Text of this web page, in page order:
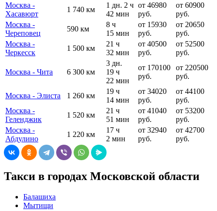
Москва -
Хасавюрт
1 740 км
1 дн. 2 ч
42 мин
от 46980
руб.
от 60900
руб.
Москва -
Череповец
590 км
8 ч
15 мин
от 15930
руб.
от 20650
руб.
Москва -
Черкесск
1 500 км
21 ч
32 мин
от 40500
руб.
от 52500
руб.
Москва - Чита 6 300 км
3 дн.
19 ч
22 мин
от 170100
руб.
от 220500
руб.
Москва - Элиста 1 260 км
19 ч
14 мин
от 34020
руб.
от 44100
руб.
Москва -
Геленджик
1 520 км
21 ч
51 мин
от 41040
руб.
от 53200
руб.
Москва -
Абдулино
1 220 км
17 ч
2 мин
от 32940
руб.
от 42700
руб.
Такси в городах Московской области
Балашиха
Мытищи